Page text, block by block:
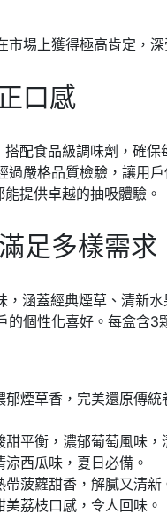
市場上獲得極高肯定，深
口感
配食品級調味劑，確
過嚴格品質檢驗，讓用
提供卓越的抽吸體驗。
足多樣需求
，涵蓋經典煙草、清新
的個性化喜好。每盒含3
郁煙草香，完美還原傳統
甜平衡，濃郁葡萄風味，
西瓜味，夏日必備。
帶菠蘿甜香，解膩又清新
美荔枝口感，令人回味。